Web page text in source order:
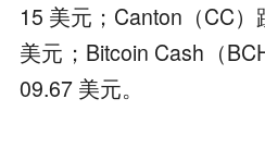
15 美元；Canton（CC
美元；Bitcoin Cash（
09.67 美元。